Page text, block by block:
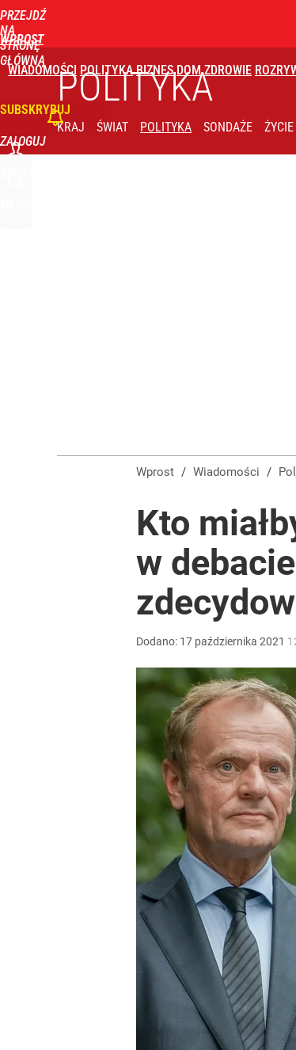
PRZEJDŹ
NA
STRONĘ
GŁÓWNĄ
WPROST
WIADOMOŚCI POLITYKA BIZNES DOM ZDROWIE
SUBSKRYBUJ
ZALOGUJ
POLITYKA
KRAJ ŚWIAT POLITYKA SONDAŻE ŻYCIE
Wprost / Wiadomości /
Kto
w
Dodano: 17 października 2021